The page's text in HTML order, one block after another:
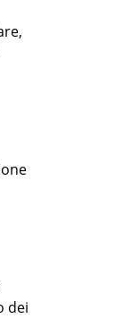
dei